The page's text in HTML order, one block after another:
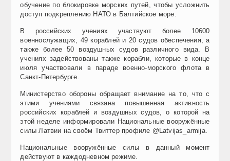
обучение по блокировке морских путей, чтобы усложнить
доступ подкреплению НАТО в Балтийское море.
В российских учениях участвуют более 10600
военнослужащих, 49 кораблей и 20 судов обеспечения, а
также более 50 воздушных судов различного вида. В
учениях задействованы также корабли, которые в конце
июля участвовали в параде военно-морского флота в
Санкт-Петербурге.
Министерство обороны обращает внимание на то, что с
этими учениями связана повышенная активность
российских кораблей и воздушных судов, о которой на
этой неделе информировали Национальные вооружённые
силы Латвии на своём Твиттер профиле @Latvijas_armija.
Национальные вооружённые силы в данный момент
действуют в каждодневном режиме.